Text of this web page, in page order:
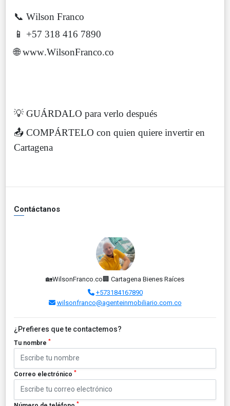
📞 Wilson Franco
📱 +57 318 416 7890
🌐 www.WilsonFranco.co
💡 GUÁRDALO para verlo después
📤 COMPÁRTELO con quien quiere invertir en
Cartagena
Contáctanos
🏡WilsonFranco.co🏢 Cartagena Bienes Raíces
+573184167890
wilsonfranco@agenteinmobiliario.com.co
¿Prefieres que te contactemos?
Tu nombre *
Correo electrónico *
*